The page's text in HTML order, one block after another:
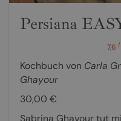
Persiana
7,6/
Kochbuch von Carla
Ghayour
30,00 €
Sabrina Ghayour tut